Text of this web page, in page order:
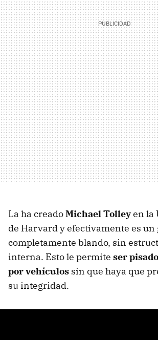
La ha creadoMichael Tolleyen la
de Harvard y efectivamente es un
completamente blando, sin
interna. Esto le permite ser
por vehículos sin que haya que
su integridad.